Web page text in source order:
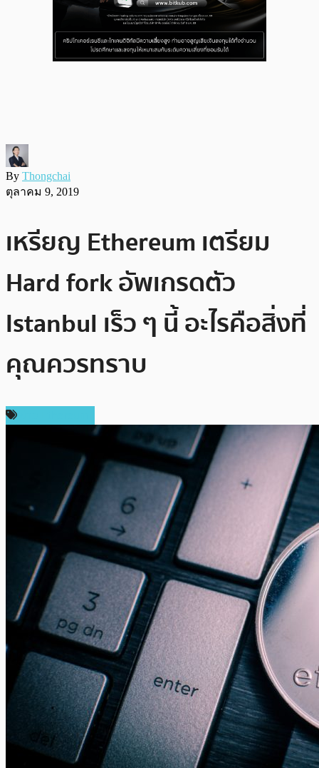
By Thongchai
ตุลาคม 9, 2019
เหรียญ Ethereum เตรียม
Hard fork อัพเกรดตัว
Istanbul เร็ว ๆ นี้ อะไรคือสิ่งที่
คุณควรทราบ